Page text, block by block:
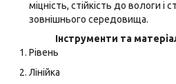
міцність, стійкість до вологи і
зовнішнього середовища.
Інструменти та
Рівень
Лінійка